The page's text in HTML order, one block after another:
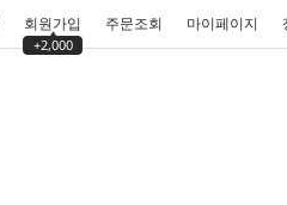
회원가입
+2,000
주문조회 마이페이지